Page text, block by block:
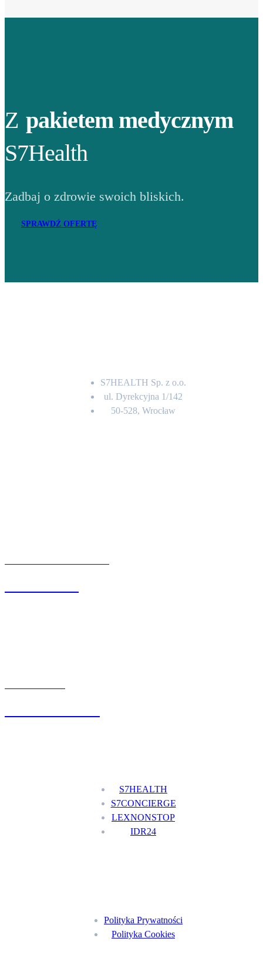
Z pakietem medycznym
S7Health
Zadbaj o zdrowie swoich bliskich.
SPRAWDŹ OFERTĘ
S7HEALTH Sp. z o.o.
ul. Dyrekcyjna 1/142
50-528, Wrocław
S7HEALTH
S7CONCIERGE
LEXNONSTOP
IDR24
Polityka Prywatności
Polityka Cookies